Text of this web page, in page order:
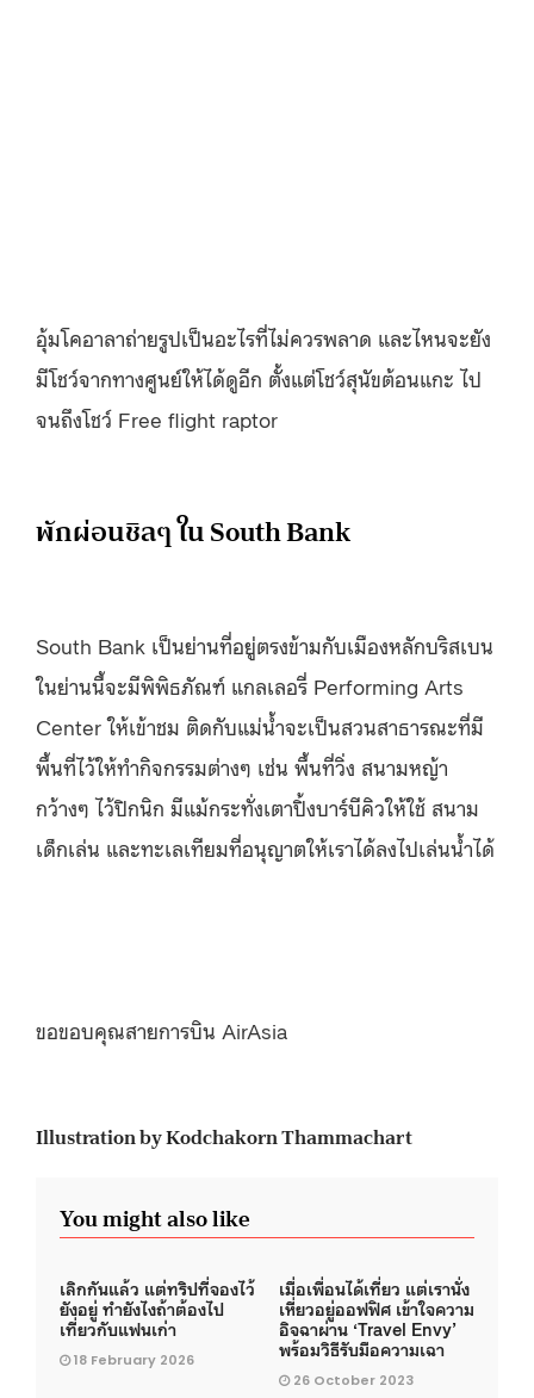
อุ้มโคอาลาถ่ายรูปเป็นอะไรที่ไม่ควรพลาด และไหนจะยัง
มีโชว์จากทางศูนย์ให้ได้ดูอีก ตั้งแต่โชว์สุนัขต้อนแกะ ไป
จนถึงโชว์ Free flight raptor
พักผ่อนชิลๆ ใน South Bank
South Bank เป็นย่านที่อยู่ตรงข้ามกับเมืองหลักบริสเบน
ในย่านนี้จะมีพิพิธภัณฑ์ แกลเลอรี่ Performing Arts
Center ให้เข้าชม ติดกับแม่น้ำจะเป็นสวนสาธารณะที่มี
พื้นที่ไว้ให้ทำกิจกรรมต่างๆ เช่น พื้นที่วิ่ง สนามหญ้า
กว้างๆ ไว้ปิกนิก มีแม้กระทั่งเตาปิ้งบาร์บีคิวให้ใช้ สนาม
เด็กเล่น และทะเลเทียมที่อนุญาตให้เราได้ลงไปเล่นน้ำได้
ขอขอบคุณสายการบิน AirAsia
Illustration by Kodchakorn Thammachart
You might also like
เลิกกันแล้ว แต่ทริปที่จองไว้
ยังอยู่ ทำยังไงถ้าต้องไป
เที่ยวกับแฟนเก่า
18 February 2026
เมื่อเพื่อนได้เที่ยว แต่เรานั่ง
เหี่ยวอยู่ออฟฟิศ เข้าใจความ
อิจฉาผ่าน ‘Travel Envy’
พร้อมวิธีรับมือความเฉา
26 October 2023